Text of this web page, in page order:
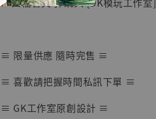
加購優惠【海賊王 布魯克達摩 [7STARS Studio]】
≡ 限量供應 隨時完售 ≡
≡ 喜歡請把握時間私訊下單 ≡
≡ GK工作室原創設計 ≡